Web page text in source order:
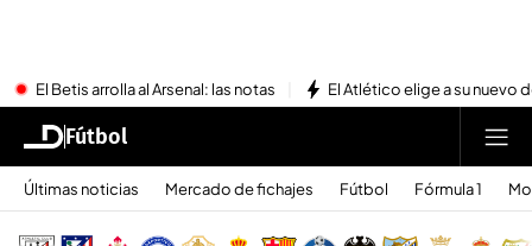
El Betis arrolla al Arsenal: las notas El Atlético elige a su nuevo
Fútbol
Últimas noticias Mercado de fichajes Fútbol Fórmula 1